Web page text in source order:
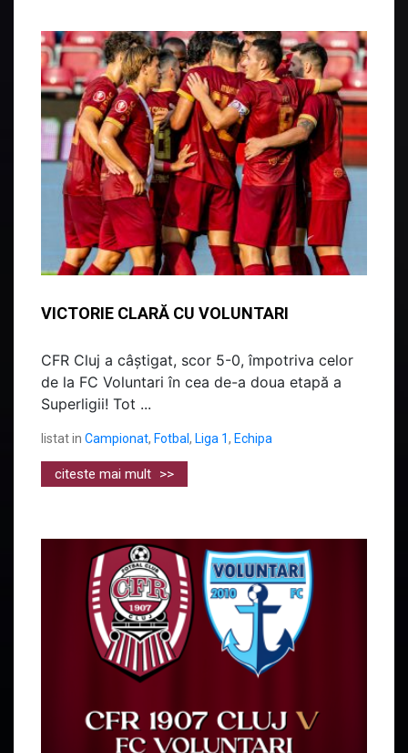
VICTORIE CLARĂ CU VOLUNTARI
CFR Cluj a câștigat, scor 5-0, împotriva celor
de la FC Voluntari în cea de-a doua etapă a
Superligii! Tot ...
listat in Campionat, Fotbal, Liga 1, Echipa
citeste mai mult >>